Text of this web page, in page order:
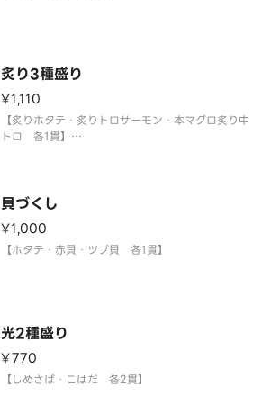
炙り3種盛り
¥1,110
【炙りホタテ・炙りトロサーモン・本マグロ炙り中
トロ 各1貫】
貝づくし
¥1,000
【ホタテ・赤貝・ツブ貝 各1貫】
光2種盛り
¥770
【しめさば・こはだ 各2貫】